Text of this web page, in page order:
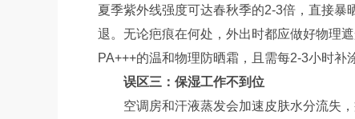
夏季紫外线强度可达春秋季的2-3倍，直接
退。无论疤痕在何处，外出时都应做好物理
PA+++的温和物理防晒霜，且需每2-3小时补
误区三：保湿工作不到位
空调房和汗液蒸发会加速皮肤水分流失